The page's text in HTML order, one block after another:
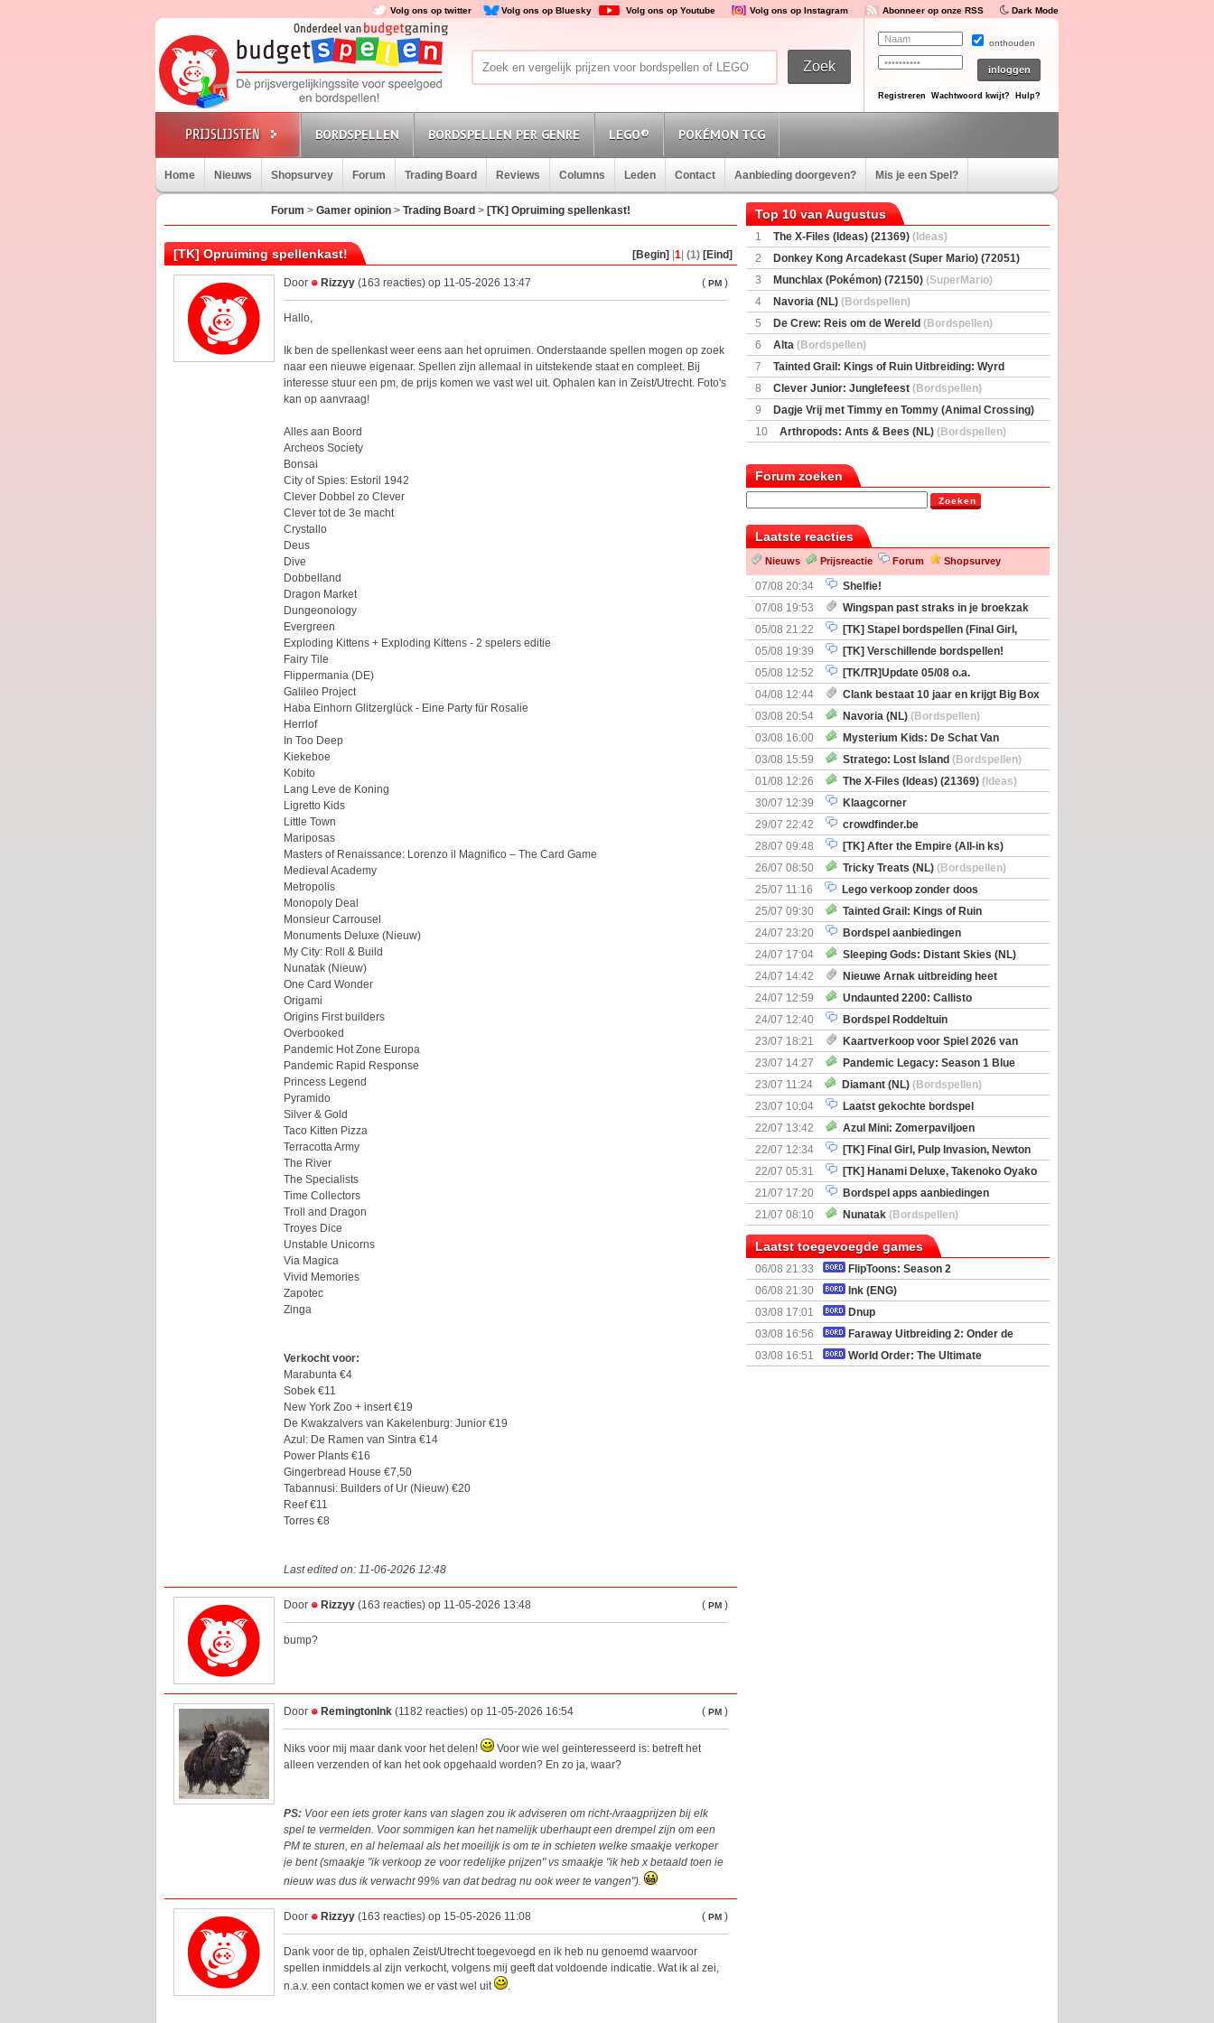
Volg ons op twitter Volg ons op Bluesky Volg ons op Youtube Volg ons op Instagram Abonneer op onze RSS Dark Mode
onthouden
Registreren Wachtwoord kwijt? Hulp?
BORDSPELLEN BORDSPELLEN PER GENRE LEGO® POKÉMON TCG
Home Nieuws Shopsurvey Forum Trading Board Reviews Columns Leden Contact Aanbieding doorgeven? Mis je een Spel?
Forum > Gamer opinion > Trading Board > [TK] Opruiming spellenkast!
[TK] Opruiming spellenkast! [Begin] 1 (1) [Eind]
Door Rizzyy (163 reacties) op 11-05-2026 13:47 ( PM )
Hallo,
Ik ben de spellenkast weer eens aan het opruimen. Onderstaande spellen mogen op zoek
naar een nieuwe eigenaar. Spellen zijn allemaal in uitstekende staat en compleet. Bij
interesse stuur een pm, de prijs komen we vast wel uit. Ophalen kan in Zeist/Utrecht. Foto's
kan op aanvraag!
Alles aan Boord
Archeos Society
Bonsai
City of Spies: Estoril 1942
Clever Dobbel zo Clever
Clever tot de 3e macht
Crystallo
Deus
Dive
Dobbelland
Dragon Market
Dungeonology
Evergreen
Exploding Kittens + Exploding Kittens - 2 spelers editie
Fairy Tile
Flippermania (DE)
Galileo Project
Haba Einhorn Glitzerglück - Eine Party für Rosalie
Herrlof
In Too Deep
Kiekeboe
Kobito
Lang Leve de Koning
Ligretto Kids
Little Town
Mariposas
Masters of Renaissance: Lorenzo il Magnifico – The Card Game
Medieval Academy
Metropolis
Monopoly Deal
Monsieur Carrousel
Monuments Deluxe (Nieuw)
My City: Roll & Build
Nunatak (Nieuw)
One Card Wonder
Origami
Origins First builders
Overbooked
Pandemic Hot Zone Europa
Pandemic Rapid Response
Princess Legend
Pyramido
Silver & Gold
Taco Kitten Pizza
Terracotta Army
The River
The Specialists
Time Collectors
Troll and Dragon
Troyes Dice
Unstable Unicorns
Via Magica
Vivid Memories
Zapotec
Zinga
Verkocht voor:
Marabunta €4
Sobek €11
New York Zoo + insert €19
De Kwakzalvers van Kakelenburg: Junior €19
Azul: De Ramen van Sintra €14
Power Plants €16
Gingerbread House €7,50
Tabannusi: Builders of Ur (Nieuw) €20
Reef €11
Torres €8
Last edited on: 11-06-2026 12:48
Door Rizzyy (163 reacties) op 11-05-2026 13:48 ( PM )
bump?
Door RemingtonInk (1182 reacties) op 11-05-2026 16:54 ( PM )
Niks voor mij maar dank voor het delen!
Voor wie wel geinteresseerd is: betreft het
alleen verzenden of kan het ook opgehaald worden? En zo ja, waar?
PS: Voor een iets groter kans van slagen zou ik adviseren om richt-/vraagprijzen bij elk
spel te vermelden. Voor sommigen kan het namelijk uberhaupt een drempel zijn om een
PM te sturen, en al helemaal als het moeilijk is om te in schieten welke smaakje verkoper
je bent (smaakje "ik verkoop ze voor redelijke prijzen" vs smaakje "ik heb x betaald toen ie
nieuw was dus ik verwacht 99% van dat bedrag nu ook weer te vangen").
Door Rizzyy (163 reacties) op 15-05-2026 11:08 ( PM )
Dank voor de tip, ophalen Zeist/Utrecht toegevoegd en ik heb nu genoemd waarvoor
spellen inmiddels al zijn verkocht, volgens mij geeft dat voldoende indicatie. Wat ik al zei,
n.a.v. een contact komen we er vast wel uit
.
Top 10 van Augustus
1 The X-Files (Ideas) (21369) (Ideas)
2
Donkey Kong Arcadekast (Super Mario) (72051)
(SuperMario)
3 Munchlax (Pokémon) (72150) (SuperMario)
4
Navoria (NL) (Bordspellen)
5
De Crew: Reis om de Wereld (Bordspellen)
6
Alta (Bordspellen)
7
Tainted Grail: Kings of Ruin Uitbreiding: Wyrd
Encounters(Bordspellen)
8 Clever Junior: Junglefeest (Bordspellen)
9
Dagje Vrij met Timmy en Tommy (Animal Crossing)
(77059)(Ideas)
10 Arthropods: Ants & Bees (NL) (Bordspellen)
Forum zoeken
Zoeken
Laatste reacties
Nieuws Prijsreactie Forum Shopsurvey
07/08 20:34
Shelfie!
07/08 19:53
Wingspan past straks in je broekzak
05/08 21:22
[TK] Stapel bordspellen (Final Girl,
Nemesis Retaliation, Zombicide Invader)
05/08 19:39
[TK] Verschillende bordspellen!
05/08 12:52
[TK/TR]Update 05/08 o.a.
Prijsverlagingen, Imperium Horizons, 20 Strong
04/08 12:44
Clank bestaat 10 jaar en krijgt Big Box
+ nieuwe uitbreiding
03/08 20:54 Navoria (NL) (Bordspellen)
03/08 16:00
Mysterium Kids: De Schat Van
Kapitein Boe
(Bordspellen)
03/08 15:59 Stratego: Lost Island (Bordspellen)
01/08 12:26
The X-Files (Ideas) (21369) (Ideas)
30/07 12:39
Klaagcorner
29/07 22:42
crowdfinder.be
28/07 09:48
[TK] After the Empire (All-in ks)
26/07 08:50
Tricky Treats (NL) (Bordspellen)
25/07 11:16
Lego verkoop zonder doos
25/07 09:30
Tainted Grail: Kings of Ruin
Uitbreiding: Wyrd Encounters(Bordspellen)
24/07 23:20
Bordspel aanbiedingen
24/07 17:04
Sleeping Gods: Distant Skies (NL)
(Bordspellen)
24/07 14:42
Nieuwe Arnak uitbreiding heet
Surprise Shipments
24/07 12:59
Undaunted 2200: Callisto
(Bordspellen)
24/07 12:40
Bordspel Roddeltuin
23/07 18:21
Kaartverkoop voor Spiel 2026 van
start
23/07 14:27
Pandemic Legacy: Season 1 Blue
(Bordspellen)
23/07 11:24 Diamant (NL) (Bordspellen)
23/07 10:04
Laatst gekochte bordspel
22/07 13:42
Azul Mini: Zomerpaviljoen
(Bordspellen)
22/07 12:34
[TK] Final Girl, Pulp Invasion, Newton
& Great Discoveries
22/07 05:31
[TK] Hanami Deluxe, Takenoko Oyako
bigbox
21/07 17:20
Bordspel apps aanbiedingen
21/07 08:10
Nunatak (Bordspellen)
Laatst toegevoegde games
06/08 21:33
FlipToons: Season 2
06/08 21:30
Ink (ENG)
03/08 17:01
Dnup
03/08 16:56
Faraway Uitbreiding 2: Onder de
Sterrenhemel
03/08 16:51
World Order: The Ultimate